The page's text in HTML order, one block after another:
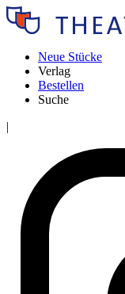
Neue Stücke
Verlag
Bestellen
Suche
|